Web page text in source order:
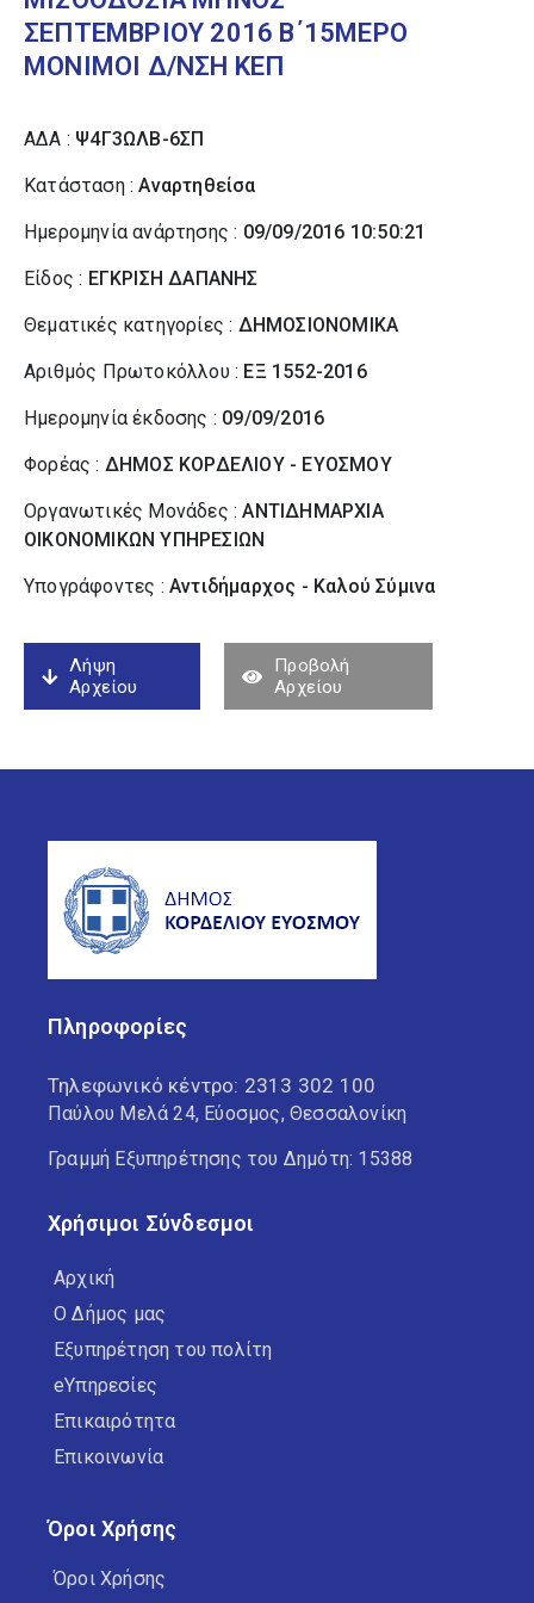
ΣΕΠΤΕΜΒΡΙΟΥ 2016 Β΄15ΜΕΡΟ
ΜΟΝΙΜΟΙ Δ/ΝΣΗ ΚΕΠ
ΑΔΑ : Ψ4Γ3ΩΛΒ-6ΣΠ
Κατάσταση :Αναρτηθείσα
Ημερομηνία ανάρτησης : 09/09/2016 10:50:21
Είδος : ΕΓΚΡΙΣΗ ΔΑΠΑΝΗΣ
Θεματικές κατηγορίες : ΔΗΜΟΣΙΟΝΟΜΙΚΑ
Αριθμός Πρωτοκόλλου : ΕΞ 1552-2016
Ημερομηνία έκδοσης : 09/09/2016
Φορέας : ΔΗΜΟΣ ΚΟΡΔΕΛΙΟΥ - ΕΥΟΣΜΟΥ
Οργανωτικές Μονάδες :ΑΝΤΙΔΗΜΑΡΧΙΑ
ΟΙΚΟΝΟΜΙΚΩΝ ΥΠΗΡΕΣΙΩΝ
Υπογράφοντες : Αντιδήμαρχος - Καλού Σύµινα
Λήψη
Αρχείου
Προβολή
Αρχείου
Πληροφορίες
Τηλεφωνικό κέντρο: 2313 302 100
Παύλου Μελά 24, Εύοσμος, Θεσσαλονίκη
Γραμμή Εξυπηρέτησης του Δημότη: 15388
Χρήσιμοι Σύνδεσμοι
Αρχική
Ο Δήμος μας
Εξυπηρέτηση του πολίτη
eΥπηρεσίες
Επικαιρότητα
Επικοινωνία
Όροι Χρήσης
Όροι Χρήσης